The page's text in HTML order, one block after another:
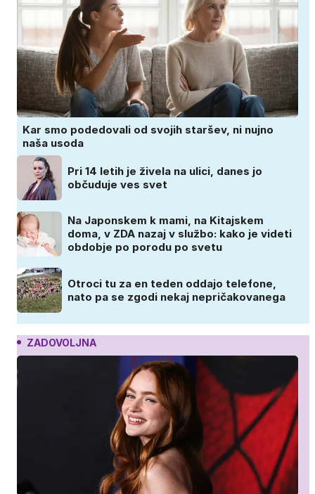
Kar smo podedovali od svojih staršev, ni nujno
naša usoda
Pri 14 letih je živela na ulici, danes jo
občuduje ves svet
Na Japonskem k mami, na Kitajskem
doma, v ZDA nazaj v službo: kako je videti
obdobje po porodu po svetu
Otroci tu za en teden oddajo telefone,
nato pa se zgodi nekaj nepričakovanega
ZADOVOLJNA